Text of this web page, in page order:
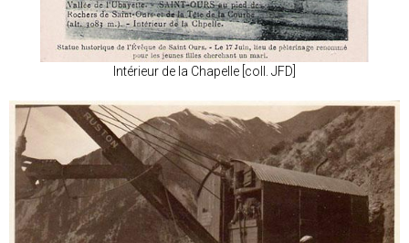
Intérieur de la Chapelle [coll. JFD]